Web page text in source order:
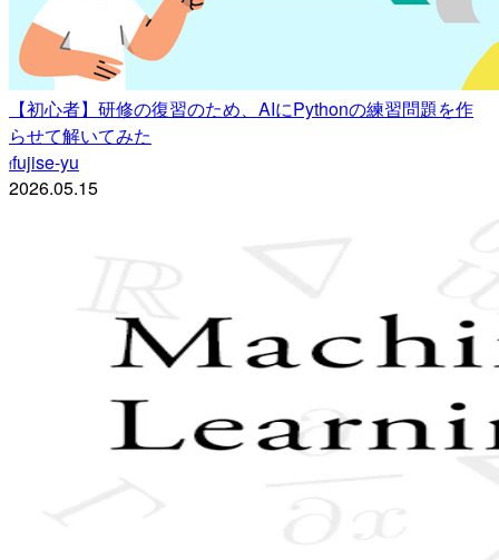
【初心者】研修の復習のため、AIにPythonの練習問題を作
らせて解いてみた
ffujise-yu
2026.05.15